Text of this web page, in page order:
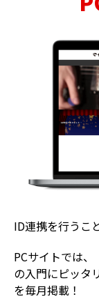
ID連携を行うこ
PCサイトでは
の入門にピッタ
を毎月掲載！